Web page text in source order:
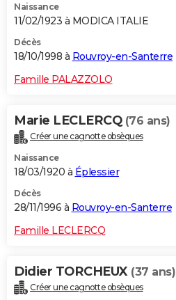
Naissance
11/02/1923 à MODICA ITALIE
Décès
18/10/1998 à Rouvroy-en-Santerre
Famille PALAZZOLO
Marie LECLERCQ (76 ans)
Créer une cagnotte obsèques
Naissance
18/03/1920 à Éplessier
Décès
28/11/1996 à Rouvroy-en-Santerre
Famille LECLERCQ
Didier TORCHEUX (37 ans)
Créer une cagnotte obsèques